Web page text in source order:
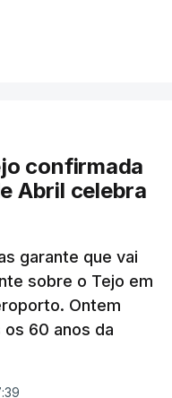
confirmada
Abril celebra
garante que vai
sobre o Tejo em
Ontem
60 anos da